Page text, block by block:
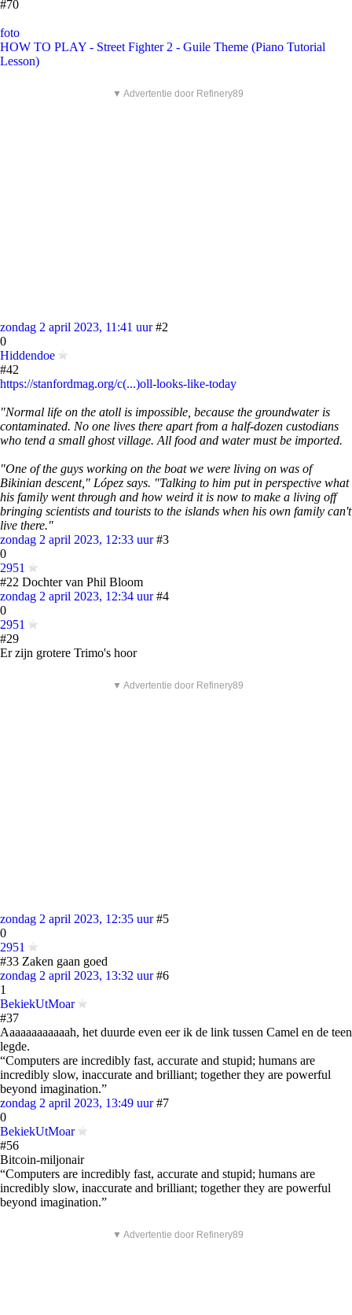
#70
foto
HOW TO PLAY - Street Fighter 2 - Guile Theme (Piano Tutorial
Lesson)
▼ Advertentie door Refinery89
zondag 2 april 2023, 11:41 uur #2
0
Hiddendoe
#42
https://stanfordmag.org/c(...)oll-looks-like-today
"Normal life on the atoll is impossible, because the groundwater is
contaminated. No one lives there apart from a half-dozen custodians
who tend a small ghost village. All food and water must be imported.
"One of the guys working on the boat we were living on was of
Bikinian descent," López says. "Talking to him put in perspective what
his family went through and how weird it is now to make a living off
bringing scientists and tourists to the islands when his own family can't
live there."
zondag 2 april 2023, 12:33 uur #3
0
2951
#22 Dochter van Phil Bloom
zondag 2 april 2023, 12:34 uur #4
0
2951
#29
Er zijn grotere Trimo's hoor
▼ Advertentie door Refinery89
zondag 2 april 2023, 12:35 uur #5
0
2951
#33 Zaken gaan goed
zondag 2 april 2023, 13:32 uur #6
1
BekiekUtMoar
#37
Aaaaaaaaaaaah, het duurde even eer ik de link tussen Camel en de teen
legde.
“Computers are incredibly fast, accurate and stupid; humans are
incredibly slow, inaccurate and brilliant; together they are powerful
beyond imagination.”
zondag 2 april 2023, 13:49 uur #7
0
BekiekUtMoar
#56
Bitcoin-miljonair
“Computers are incredibly fast, accurate and stupid; humans are
incredibly slow, inaccurate and brilliant; together they are powerful
beyond imagination.”
▼ Advertentie door Refinery89